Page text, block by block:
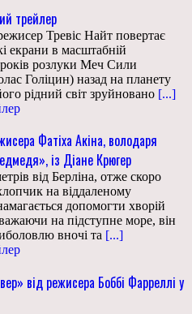
трейлер
Тревіс Найт повертає
екрани в масштабній
розлуки Меч Сили
Голіцин) назад на планету
рідний світ зруйновано [...]
Фатіха Акіна, володаря
із Діане Крюгер
від Берліна, отже скоро
на віддаленому
допомогти хворій
на підступне море, він
вночі та [...]
від режисера Боббі Фарреллі у